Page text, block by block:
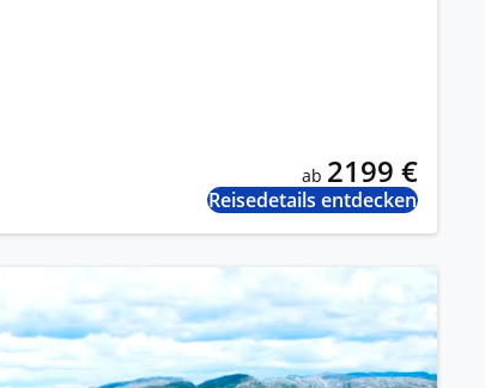
ab 2199 €
Reisedetails entdecken